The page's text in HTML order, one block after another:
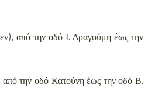
από την οδό Ι. Δραγούμη έως την
την οδό Κατούνη έως την οδό Β.